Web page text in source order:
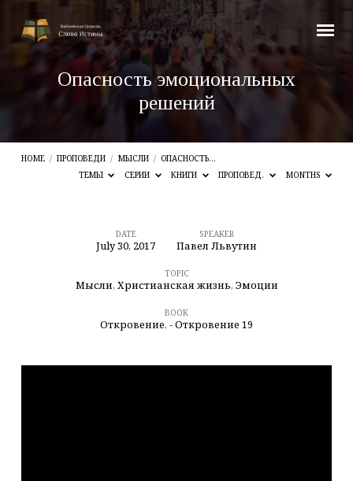
Опасность эмоциональных
решений
HOME / ПРОПОВЕДИ / МЫСЛИ / ОПАСНОСТЬ…
ТЕМЫ
СЕРИИ КНИГИ ПРОПОВЕД. MONTHS
Опасность
эмоциональных
DATE
July 30, 2017
SPEAKER
Павел Львутин
TOPIC
Мысли, Христианская жизнь, Эмоции
BOOK
Откровение, - Откровение 19